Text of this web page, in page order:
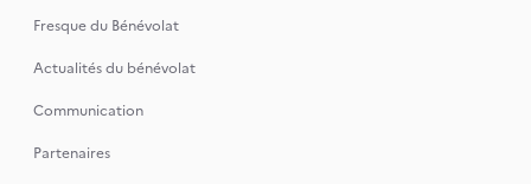
Fresque du Bénévolat
Actualités du bénévolat
Communication
Partenaires